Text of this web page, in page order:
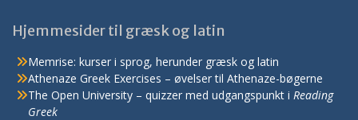
Hjemmesider til græsk og latin
Memrise: kurser i sprog, herunder græsk og latin
Athenaze Greek Exercises – øvelser til Athenaze-bøgerne
The Open University – quizzer med udgangspunkt i Reading
Greek